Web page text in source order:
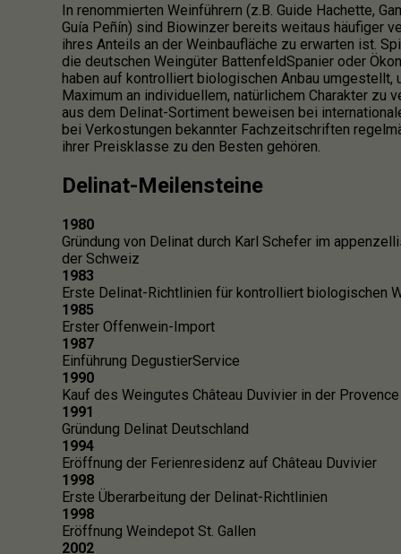
In renommierten Weinführern (z.B. Guide Hachette,
Guía Peñín) sind Biowinzer bereits weitaus häufiger
ihres Anteils an der Weinbaufläche zu erwarten ist.
die deutschen Weingüter BattenfeldSpanier oder
haben auf kontrolliert biologischen Anbau umgestellt,
Maximum an individuellem, natürlichem Charakter zu
aus dem Delinat-Sortiment beweisen bei
bei Verkostungen bekannter Fachzeitschriften
ihrer Preisklasse zu den Besten gehören.
Delinat-Meilensteine
1980
Gründung von Delinat durch Karl Schefer im
der Schweiz
1983
Erste Delinat-Richtlinien für kontrolliert biologischen
1985
Erster Offenwein-Import
1987
Einführung DegustierService
1990
Kauf des Weingutes Château Duvivier in der Provence
1991
Gründung Delinat Deutschland
1994
Eröffnung der Ferienresidenz auf Château Duvivier
1998
Erste Überarbeitung der Delinat-Richtlinien
1998
Eröffnung Weindepot St. Gallen
2002